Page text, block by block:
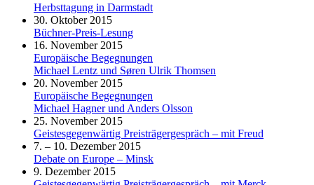
Herbsttagung in Darmstadt
30. Oktober 2015
Büchner-Preis-Lesung
16. November 2015
Europäische Begegnungen
Michael Lentz und Søren Ulrik Thomsen
20. November 2015
Europäische Begegnungen
Michael Hagner und Anders Olsson
25. November 2015
Geistesgegenwärtig Preisträgergespräch – mit Freud
7. – 10. Dezember 2015
Debate on Europe – Minsk
9. Dezember 2015